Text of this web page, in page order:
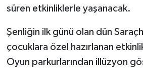
süren etkinliklerle yaşanacak.
Şenliğin ilk günü olan dün
çocuklara özel hazırlanan
Oyun parkurlarından illüzyon